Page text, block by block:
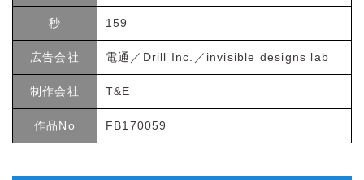
秒 159
広告会社 電通／Drill Inc.／invisible designs lab
制作会社 T&E
作品No FB170059